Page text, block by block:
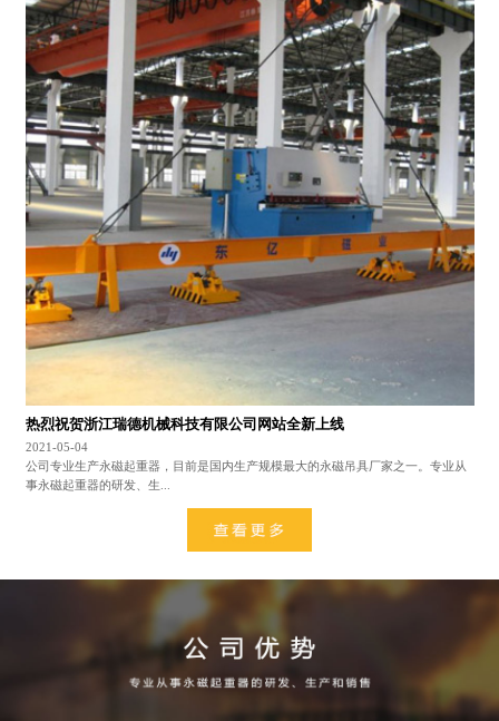
热烈祝贺浙江瑞德机械科技有限公司网站全新上线
2021-05-04
公司专业生产永磁起重器，目前是国内生产规模最大的永磁吊具厂家之一。专业从
事永磁起重器的研发、生...